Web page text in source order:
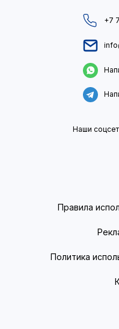
+7
Наши
Правила
Политика